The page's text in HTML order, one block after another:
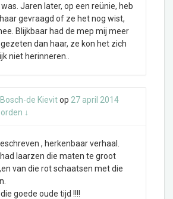
Jaren later, op een reünie, heb
gevraagd of ze het nog wist,
Blijkbaar had de mep mij meer
dan haar, ze kon het zich
niet herinneren..
de Kievitop 27 april 2014
↓
, herkenbaar verhaal.
laarzen die maten te groot
van die rot schaatsen met die
goede oude tijd !!!!